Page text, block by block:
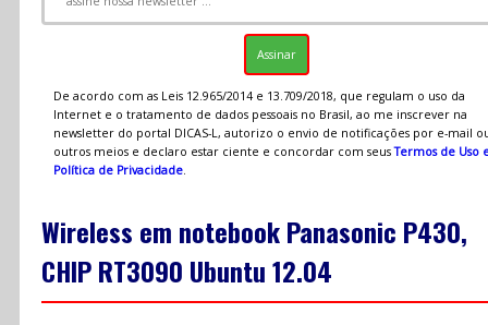
De acordo com as Leis 12.965/2014 e 13.709/2018, que regulam o uso da
Internet e o tratamento de dados pessoais no Brasil, ao me inscrever na
newsletter do portal DICAS-L, autorizo o envio de notificações por e-mail
outros meios e declaro estar ciente e concordar com seusTermos de Uso
Política de Privacidade.
Wireless em notebook Panasonic P430,
CHIP RT3090 Ubuntu 12.04